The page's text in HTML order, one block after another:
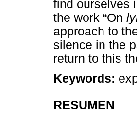
find ourselves
the work “On
approach to
silence in the
return to this
Keywords:
RESUMEN